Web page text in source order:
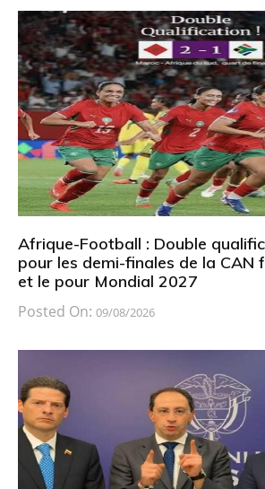
Afrique-Football : Double
pour les demi-finales de la CAN
et le pour Mondial 2027
Posted On: 09/08/2026